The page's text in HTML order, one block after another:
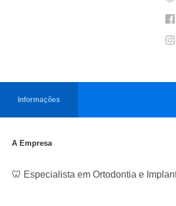
Informações
A Empresa
🦷 Especialista em Ortodontia e